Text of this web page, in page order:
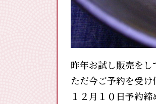
昨年お試し販売をし
ただ今ご予約を受け
１２月１０日予約